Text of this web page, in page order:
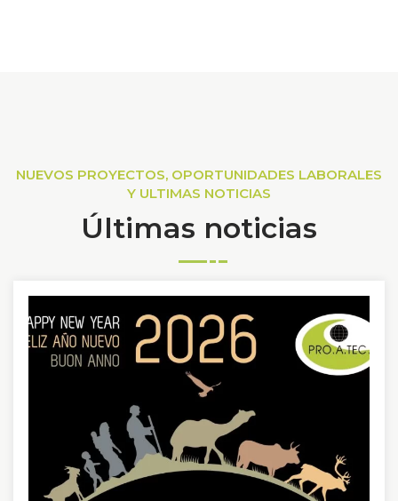
NUEVOS PROYECTOS, OPORTUNIDADES LABORALES
Y ULTIMAS NOTICIAS
Últimas noticias